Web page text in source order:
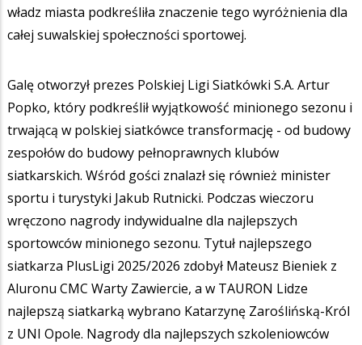
władz miasta podkreśliła znaczenie tego wyróżnienia dla
całej suwalskiej społeczności sportowej.
Galę otworzył prezes Polskiej Ligi Siatkówki S.A. Artur
Popko, który podkreślił wyjątkowość minionego sezonu i
trwającą w polskiej siatkówce transformację - od budowy
zespołów do budowy pełnoprawnych klubów
siatkarskich. Wśród gości znalazł się również minister
sportu i turystyki Jakub Rutnicki. Podczas wieczoru
wręczono nagrody indywidualne dla najlepszych
sportowców minionego sezonu. Tytuł najlepszego
siatkarza PlusLigi 2025/2026 zdobył Mateusz Bieniek z
Aluronu CMC Warty Zawiercie, a w TAURON Lidze
najlepszą siatkarką wybrano Katarzynę Zaroślińską-Król
z UNI Opole. Nagrody dla najlepszych szkoleniowców